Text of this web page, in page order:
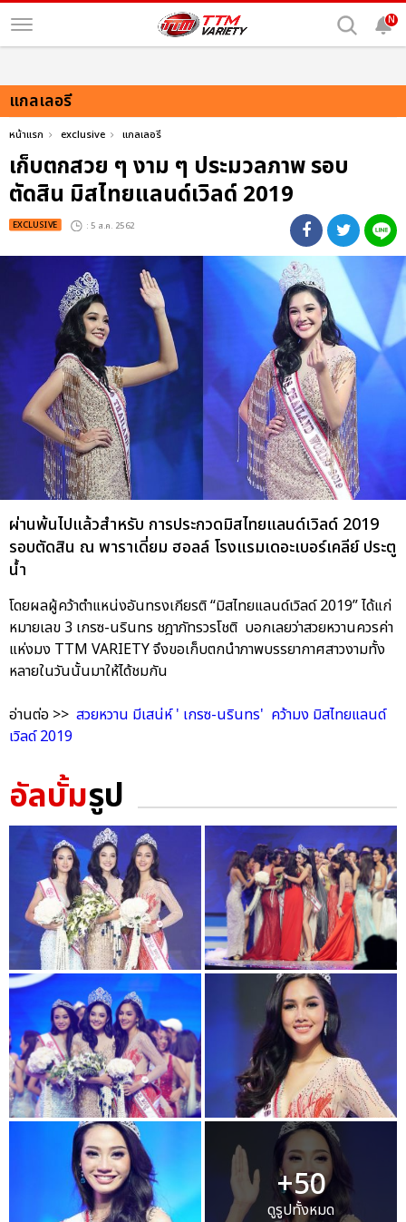
N
แกลเลอรี
หน้าแรก exclusive แกลเลอรี
เก็บตกสวย ๆ งาม ๆ ประมวลภาพ รอบ
ตัดสิน มิสไทยแลนด์เวิลด์ 2019
EXCLUSIVE : 5 ส.ค. 2562
ผ่านพ้นไปแล้วสำหรับ การประกวดมิสไทยแลนด์เวิลด์ 2019
รอบตัดสิน ณ พาราเดี่ยม ฮอลล์ โรงแรมเดอะเบอร์เคลีย์ ประตู
น้ำ
โดยผลผู้คว้าตำแหน่งอันทรงเกียรติ “มิสไทยแลนด์เวิลด์ 2019” ได้แก่
หมายเลข 3 เกรซ-นรินทร ชฎาภัทรวรโชติ บอกเลยว่าสวยหวานควรค่า
แห่งมง TTM VARIETY จึงขอเก็บตกนำภาพบรรยากาศสาวงามทั้ง
หลายในวันนั้นมาให้ได้ชมกัน
อ่านต่อ >> สวยหวาน มีเสน่ห์ ' เกรซ-นรินทร' คว้ามง มิสไทยแลนด์
เวิลด์ 2019
อัลบั้มรูป
+50
ดูรูปทั้งหมด